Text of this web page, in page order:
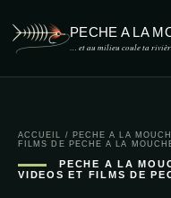
PECHE A LA
… et au milieu coule ta
ACCUEIL / PECHE A LA
FILMS DE PECHE A LA
PECHE A LA
VIDEOS ET FILMS DE